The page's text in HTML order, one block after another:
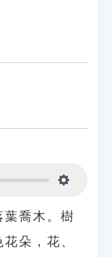
葉喬木。樹
朵，花、